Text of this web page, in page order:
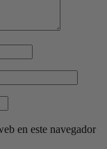
en este navegador